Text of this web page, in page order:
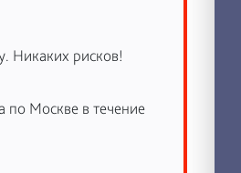
Никаких рисков!
по Москве в течение